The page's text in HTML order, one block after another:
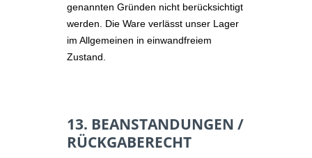
genannten Gründen nicht berücksichtigt
werden. Die Ware verlässt unser Lager
im Allgemeinen in einwandfreiem
Zustand.
13. BEANSTANDUNGEN /
RÜCKGABERECHT